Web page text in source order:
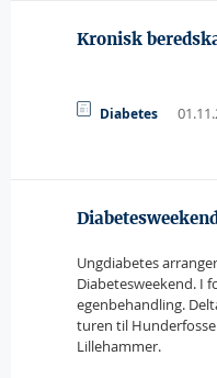
Kronisk
Diabetes
Ungdiabetes
Diabetesweekend. I
egenbehandling.
turen til
Lillehammer.